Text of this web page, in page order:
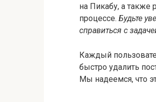
на Пикабу, а
процессе. Будьте
справиться с
Каждый
быстро удалить
Мы надеемся, что